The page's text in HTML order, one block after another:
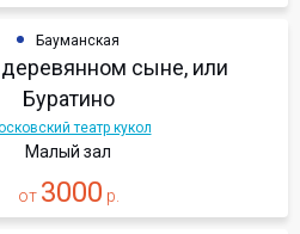
Бауманская
сыне, или
Буратино
театр кукол
Малый зал
от 3000 р.